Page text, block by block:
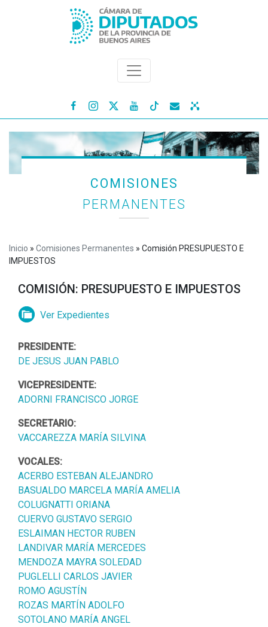
   
COMISIONES
PERMANENTES
Inicio » Comisiones Permanentes » Comisión PRESUPUESTO E
IMPUESTOS
COMISIÓN: PRESUPUESTO E IMPUESTOS
Ver Expedientes
PRESIDENTE:
DE JESUS JUAN PABLO
VICEPRESIDENTE:
ADORNI FRANCISCO JORGE
SECRETARIO:
VACCAREZZA MARÍA SILVINA
VOCALES:
ACERBO ESTEBAN ALEJANDRO
BASUALDO MARCELA MARÍA AMELIA
COLUGNATTI ORIANA
CUERVO GUSTAVO SERGIO
ESLAIMAN HECTOR RUBEN
LANDIVAR MARÍA MERCEDES
MENDOZA MAYRA SOLEDAD
PUGLELLI CARLOS JAVIER
ROMO AGUSTÍN
ROZAS MARTÍN ADOLFO
SOTOLANO MARÍA ANGEL